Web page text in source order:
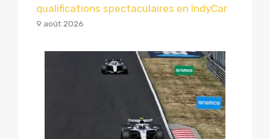
qualifications spectaculaires en IndyCar
9 août 2026